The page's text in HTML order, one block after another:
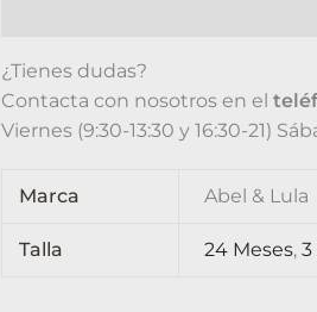
¿Tienes dudas?
Contacta con nosotros en el
Viernes (9:30-13:30 y 16:30-21)
Marca Abel & Lula
Talla 24 Meses,3